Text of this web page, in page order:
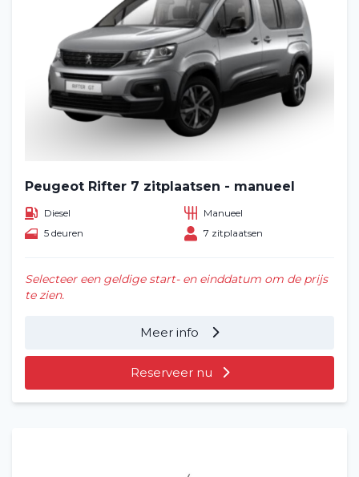
Home
Voertuig huren
Lange termijn
Peugeot Rifter 7 zitplaatsen - manueel
Diesel
Manueel
5 deuren
7 zitplaatsen
Selecteer een geldige start- en einddatum om de prijs
te zien.
Meer info
Reserveer nu